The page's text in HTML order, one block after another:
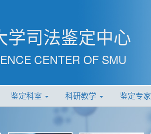
学司法鉴定中心
CENTER OF SMU
鉴定科室 科研教学 鉴定专家